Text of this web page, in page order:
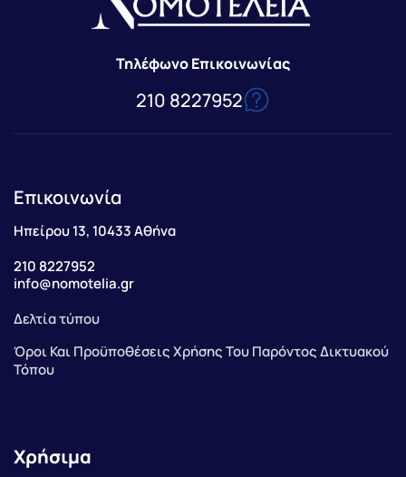
Τηλέφωνο Επικοινωνίας
210 8227952
Επικοινωνία
Ηπείρου 13, 10433 Αθήνα
210 8227952
info@nomotelia.gr
Δελτία τύπου
Όροι Και Προϋποθέσεις Χρήσης Του Παρόντος Δικτυακού
Τόπου
Χρήσιμα